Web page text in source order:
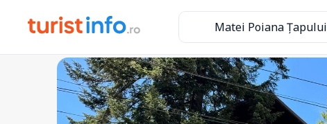
Matei Poiana Țapului